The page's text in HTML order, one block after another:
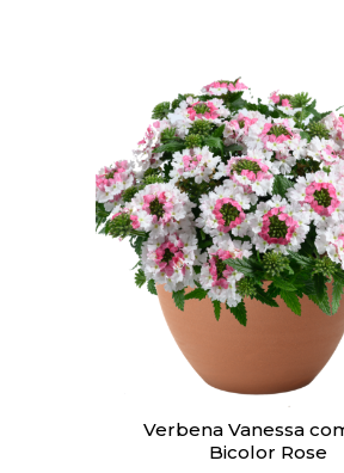
Verbena Vanessa
Bicolor Rose